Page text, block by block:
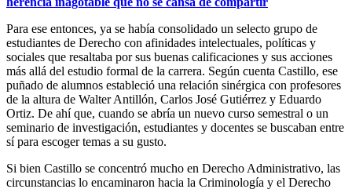
Para ese entonces, ya se había consolidado un selecto grupo de
estudiantes de Derecho con afinidades intelectuales, políticas y
sociales que resaltaba por sus buenas calificaciones y sus acciones
más allá del estudio formal de la carrera. Según cuenta Castillo, ese
puñado de alumnos estableció una relación sinérgica con profesores
de la altura de Walter Antillón, Carlos José Gutiérrez y Eduardo
Ortiz. De ahí que, cuando se abría un nuevo curso semestral o un
seminario de investigación, estudiantes y docentes se buscaban entre
sí para escoger temas a su gusto.
Si bien Castillo se concentró mucho en Derecho Administrativo, las
circunstancias lo encaminaron hacia la Criminología y el Derecho